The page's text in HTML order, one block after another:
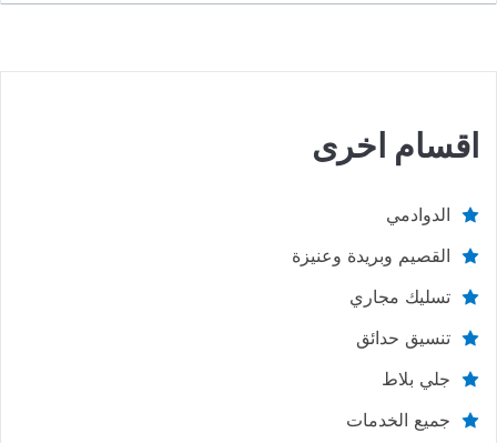
اقسام اخرى
الدوادمي
القصيم وبريدة وعنيزة
تسليك مجاري
تنسيق حدائق
جلي بلاط
جميع الخدمات